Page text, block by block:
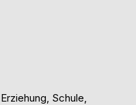
Schule,